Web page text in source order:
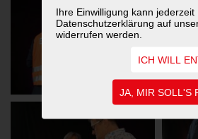
Ihre Einwilligung kann jederzeit
Datenschutzerklärung auf
widerrufen werden.
ICH WILL
JA, MIR SOLL'S